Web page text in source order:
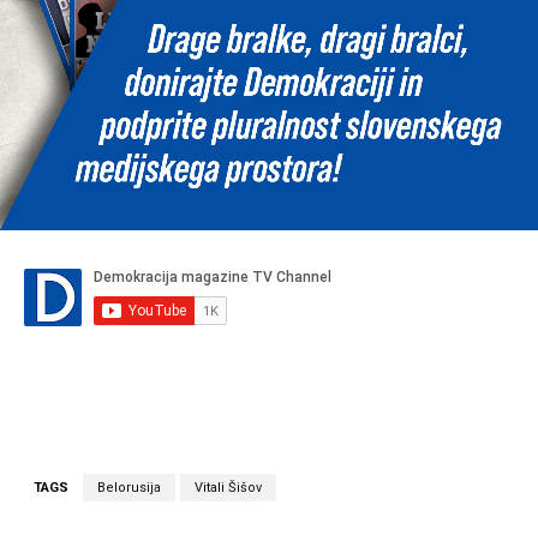
TAGS Belorusija Vitali Šišov